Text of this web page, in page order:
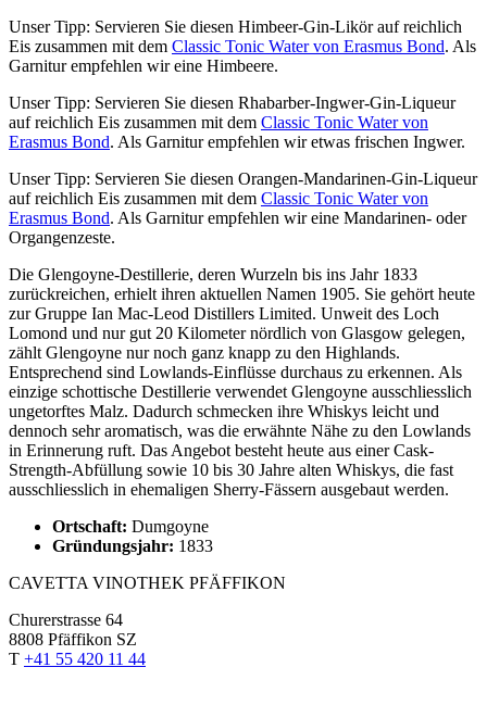
Unser Tipp: Servieren Sie diesen Himbeer-Gin-Likör auf reichlich
Eis zusammen mit dem Classic Tonic Water von Erasmus Bond. Als
Garnitur empfehlen wir eine Himbeere.
Unser Tipp: Servieren Sie diesen Rhabarber-Ingwer-Gin-Liqueur
auf reichlich Eis zusammen mit dem Classic Tonic Water von
Erasmus Bond. Als Garnitur empfehlen wir etwas frischen Ingwer.
Unser Tipp: Servieren Sie diesen Orangen-Mandarinen-Gin-Liqueur
auf reichlich Eis zusammen mit dem Classic Tonic Water von
Erasmus Bond. Als Garnitur empfehlen wir eine Mandarinen- oder
Organgenzeste.
Die Glengoyne-Destillerie, deren Wurzeln bis ins Jahr 1833
zurückreichen, erhielt ihren aktuellen Namen 1905. Sie gehört heute
zur Gruppe Ian Mac-Leod Distillers Limited. Unweit des Loch
Lomond und nur gut 20 Kilometer nördlich von Glasgow gelegen,
zählt Glengoyne nur noch ganz knapp zu den Highlands.
Entsprechend sind Lowlands-Einflüsse durchaus zu erkennen. Als
einzige schottische Destillerie verwendet Glengoyne ausschliesslich
ungetorftes Malz. Dadurch schmecken ihre Whiskys leicht und
dennoch sehr aromatisch, was die erwähnte Nähe zu den Lowlands
in Erinnerung ruft. Das Angebot besteht heute aus einer Cask-
Strength-Abfüllung sowie 10 bis 30 Jahre alten Whiskys, die fast
ausschliesslich in ehemaligen Sherry-Fässern ausgebaut werden.
Ortschaft: Dumgoyne
Gründungsjahr: 1833
CAVETTA VINOTHEK PFÄFFIKON
Churerstrasse 64
8808 Pfäffikon SZ
T +41 55 420 11 44